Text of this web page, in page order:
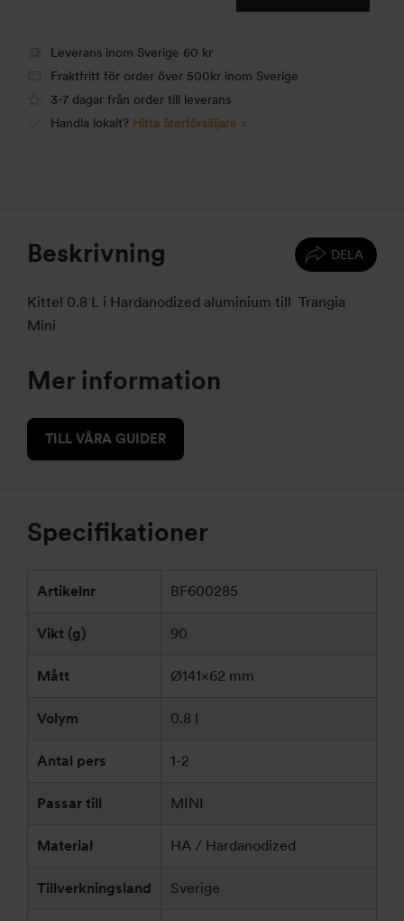
Leverans inom Sverige 60 kr
Fraktfritt för order över 500kr inom Sverige
3-7 dagar från order till leverans
Handla lokalt? Hitta återförsäljare »
DELA
Beskrivning
Kittel 0.8 L i Hardanodized aluminium till Trangia
Mini
Mer information
TILL VÅRA GUIDER
Specifikationer
Artikelnr BF600285
Vikt (g) 90
Mått Ø141×62 mm
Volym 0.8 l
Antal pers 1-2
Passar till MINI
Material HA / Hardanodized
Tillverkningsland Sverige